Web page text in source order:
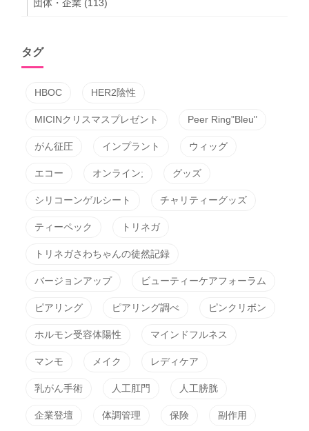
団体・企業 (113)
タグ
HBOC HER2陰性
MICINクリスマスプレゼント Peer Ring"Bleu"
がん征圧 インプラント ウィッグ
エコー オンライン; グッズ
シリコーンゲルシート チャリティーグッズ
ティーペック トリネガ
トリネガさわちゃんの徒然記録
バージョンアップ ビューティーケアフォーラム
ピアリング ピアリング調べ ピンクリボン
ホルモン受容体陽性 マインドフルネス
マンモ メイク レディケア
乳がん手術 人工肛門 人工膀胱
企業登壇 体調管理 保険 副作用